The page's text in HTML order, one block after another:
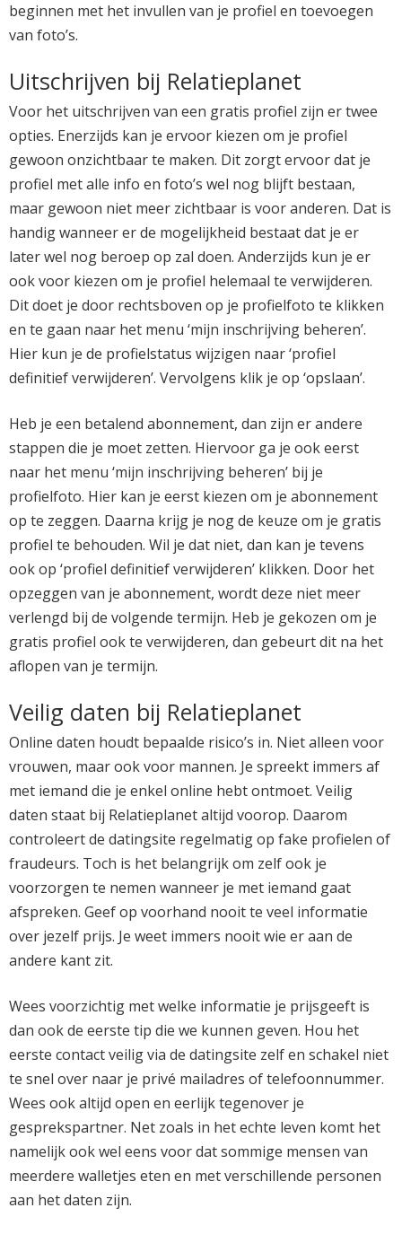
beginnen met het invullen van je profiel en toevoegen
van foto’s.
Uitschrijven bij Relatieplanet
Voor het uitschrijven van een gratis profiel zijn er twee
opties. Enerzijds kan je ervoor kiezen om je profiel
gewoon onzichtbaar te maken. Dit zorgt ervoor dat je
profiel met alle info en foto’s wel nog blijft bestaan,
maar gewoon niet meer zichtbaar is voor anderen. Dat is
handig wanneer er de mogelijkheid bestaat dat je er
later wel nog beroep op zal doen. Anderzijds kun je er
ook voor kiezen om je profiel helemaal te verwijderen.
Dit doet je door rechtsboven op je profielfoto te klikken
en te gaan naar het menu ‘mijn inschrijving beheren’.
Hier kun je de profielstatus wijzigen naar ‘profiel
definitief verwijderen’. Vervolgens klik je op ‘opslaan’.
Heb je een betalend abonnement, dan zijn er andere
stappen die je moet zetten. Hiervoor ga je ook eerst
naar het menu ‘mijn inschrijving beheren’ bij je
profielfoto. Hier kan je eerst kiezen om je abonnement
op te zeggen. Daarna krijg je nog de keuze om je gratis
profiel te behouden. Wil je dat niet, dan kan je tevens
ook op ‘profiel definitief verwijderen’ klikken. Door het
opzeggen van je abonnement, wordt deze niet meer
verlengd bij de volgende termijn. Heb je gekozen om je
gratis profiel ook te verwijderen, dan gebeurt dit na het
aflopen van je termijn.
Veilig daten bij Relatieplanet
Online daten houdt bepaalde risico’s in. Niet alleen voor
vrouwen, maar ook voor mannen. Je spreekt immers af
met iemand die je enkel online hebt ontmoet. Veilig
daten staat bij Relatieplanet altijd voorop. Daarom
controleert de datingsite regelmatig op fake profielen of
fraudeurs. Toch is het belangrijk om zelf ook je
voorzorgen te nemen wanneer je met iemand gaat
afspreken. Geef op voorhand nooit te veel informatie
over jezelf prijs. Je weet immers nooit wie er aan de
andere kant zit.
Wees voorzichtig met welke informatie je prijsgeeft is
dan ook de eerste tip die we kunnen geven. Hou het
eerste contact veilig via de datingsite zelf en schakel niet
te snel over naar je privé mailadres of telefoonnummer.
Wees ook altijd open en eerlijk tegenover je
gesprekspartner. Net zoals in het echte leven komt het
namelijk ook wel eens voor dat sommige mensen van
meerdere walletjes eten en met verschillende personen
aan het daten zijn.